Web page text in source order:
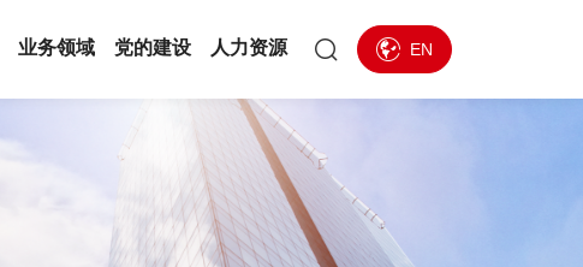
EN
业务领域 党的建设 人力资源